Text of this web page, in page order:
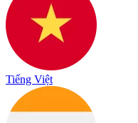
Tiếng Việt